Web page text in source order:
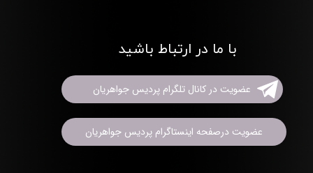
با ما در ارتباط باشید
عضویت در کانال تلگرام پردیس جواهریان
عضویت درصفحه اینستاگرام پردیس جواهریان